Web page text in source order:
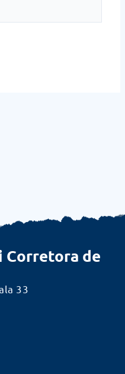
Corretora de
33